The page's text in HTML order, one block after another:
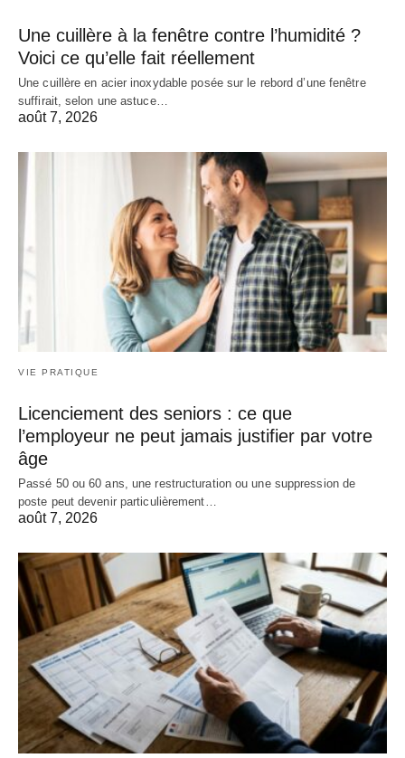
Une cuillère à la fenêtre contre l’humidité ?
Voici ce qu’elle fait réellement
Une cuillère en acier inoxydable posée sur le rebord d’une fenêtre
suffirait, selon une astuce…
août 7, 2026
VIE PRATIQUE
Licenciement des seniors : ce que
l’employeur ne peut jamais justifier par votre
âge
Passé 50 ou 60 ans, une restructuration ou une suppression de
poste peut devenir particulièrement…
août 7, 2026